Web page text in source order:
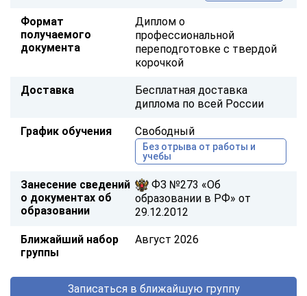
Формат
получаемого
документа
Диплом о
профессиональной
переподготовке с твердой
корочкой
Доставка
Бесплатная доставка
диплома по всей России
График обучения Свободный
Без отрыва от работы и
учебы
Занесение сведений
о документах об
образовании
ФЗ №273 «Об
образовании в РФ» от
29.12.2012
Ближайший набор
группы
Август 2026
Записаться в ближайшую группу